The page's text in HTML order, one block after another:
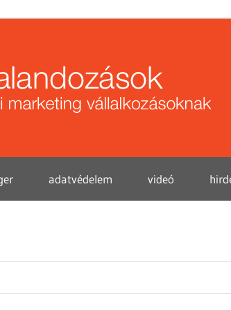
adatvédelem videó